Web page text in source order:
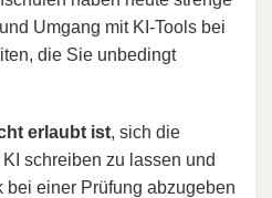
Umgang mit KI-Tools bei
die Sie unbedingt
erlaubt ist, sich die
schreiben zu lassen und
einer Prüfung abzugeben